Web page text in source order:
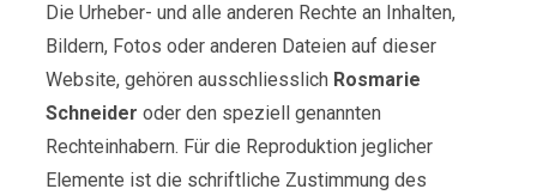
Die Urheber- und alle anderen Rechte an Inhalten,
Bildern, Fotos oder anderen Dateien auf dieser
Website, gehören ausschliesslich Rosmarie
Schneider oder den speziell genannten
Rechteinhabern. Für die Reproduktion jeglicher
Elemente ist die schriftliche Zustimmung des